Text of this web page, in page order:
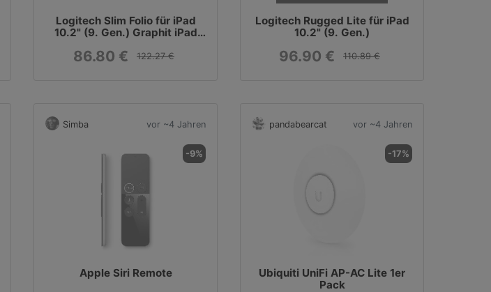
Logitech Slim Folio für iPad
10.2" (9. Gen.) Graphit iPad
86.80 € 122.27 €
Logitech Rugged Lite für iPad
10.2" (9. Gen.)
96.90 € 110.89 €
Simba vor ~4 Jahren
-9%
Apple Siri Remote
pandabearcat vor ~4 Jahren
-17%
Ubiquiti UniFi AP-AC Lite 1er
Pack